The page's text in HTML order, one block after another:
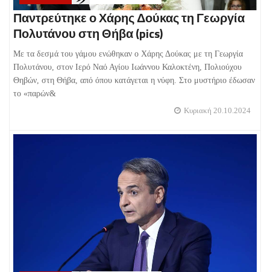
Παντρεύτηκε ο Χάρης Δούκας τη Γεωργία
Πολυτάνου στη Θήβα (pics)
Με τα δεσμά του γάμου ενώθηκαν ο Χάρης Δούκας με τη Γεωργία
Πολυτάνου, στον Ιερό Ναό Αγίου Ιωάννου Καλοκτένη, Πολιούχου
Θηβών, στη Θήβα, από όπου κατάγεται η νύφη. Στο μυστήριο έδωσαν
το «παρών&
Κυριακή 20.10.2024